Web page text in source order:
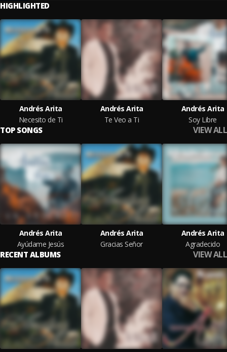
HIGHLIGHTED
Andrés Arita
Necesito de Ti
Andrés Arita
Te Veo a Ti
Andrés Arita
Soy Libre
TOP SONGS VIEW ALL
Andrés Arita
Ayúdame Jesús
Andrés Arita
Gracias Señor
Andrés Arita
Agradecido
RECENT ALBUMS VIEW ALL